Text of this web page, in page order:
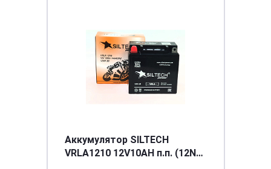
Аккумулятор SILTECH
VRLA1210 12V10AH п.п. (12N9-